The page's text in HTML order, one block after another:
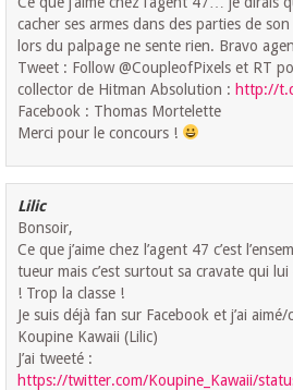
cacher ses armes dans des parties de
lors du palpage ne sente rien. Bravo
Tweet : Follow @CoupleofPixels et RT
collector de Hitman Absolution :http://
Facebook : Thomas Mortelette
Merci pour le concours !
Lilic
Bonsoir,
Ce que j’aime chez l’agent 47 c’est
tueur mais c’est surtout sa cravate qui
! Trop la classe !
Je suis déjà fan sur Facebook et j’ai
Koupine Kawaii (Lilic)
J’ai tweeté :
https://twitter.com/Koupine_Kawaii/